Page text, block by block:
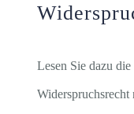
Lesen Sie dazu